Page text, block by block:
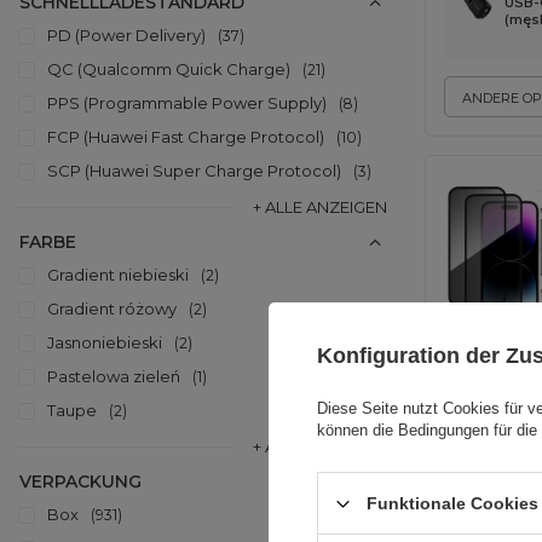
PD (Power Delivery) 37
QC (Qualcomm Quick Charge) 21
PPS (Programmable Power Supply) 8
FCP (Huawei Fast Charge Protocol) 10
SCP (Huawei Super Charge Protocol) 3
+ ALLE ANZEIGEN
FARBE
Gradient niebieski 2
Gradient różowy 2
Jasnoniebieski 2
Pastelowa zieleń 1
Taupe 2
+ ALLE ANZEIGEN
VERPACKUNG
Box 931
ANDERE
universal
Konfiguration der
Diese Seite nutzt Cookies für
können die Bedingungen für
Funktionale